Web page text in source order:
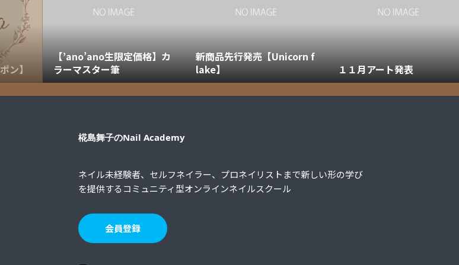
ン】
【’ano’ano生限定価格】カ
ラーマスター筆
新商品先行発売【Unicorn f
lake】
１１月アート発表
椛島舞子のNail Academy
ネイル未経験者、セルフネイラー、プロネイリストまで新しい形の学び
を提供するコミュニティ型オンラインネイルスクール
会員登録